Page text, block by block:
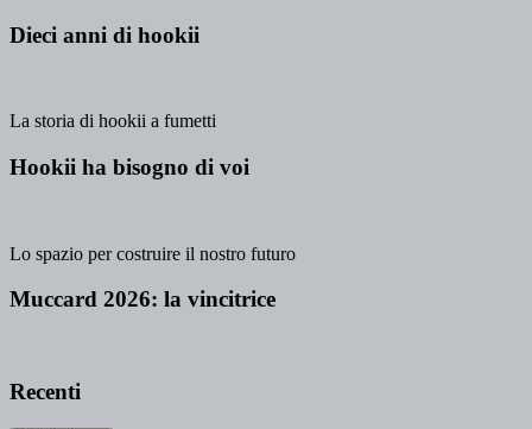
Dieci anni di hookii
La storia di hookii a fumetti
Hookii ha bisogno di voi
Lo spazio per costruire il nostro futuro
Muccard 2026: la vincitrice
Recenti